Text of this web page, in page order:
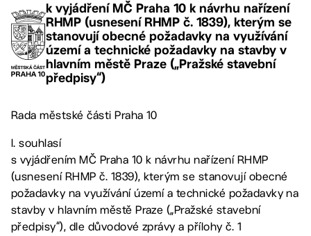
k vyjádření MČ Praha 10 k návrhu nařízení
RHMP (usnesení RHMP č. 1839), kterým se
stanovují obecné požadavky na využívání
území a technické požadavky na stavby v
hlavním městě Praze („Pražské stavební
předpisy“)
Rada městské části Praha 10
I. souhlasí
s vyjádřením MČ Praha 10 k návrhu nařízení RHMP
(usnesení RHMP č. 1839), kterým se stanovují obecné
požadavky na využívání území a technické požadavky na
stavby v hlavním městě Praze („Pražské stavební
předpisy“), dle důvodové zprávy a přílohy č. 1